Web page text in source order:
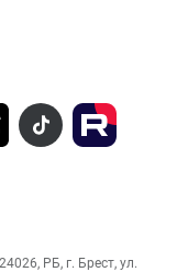
РБ, г. Брест, ул.